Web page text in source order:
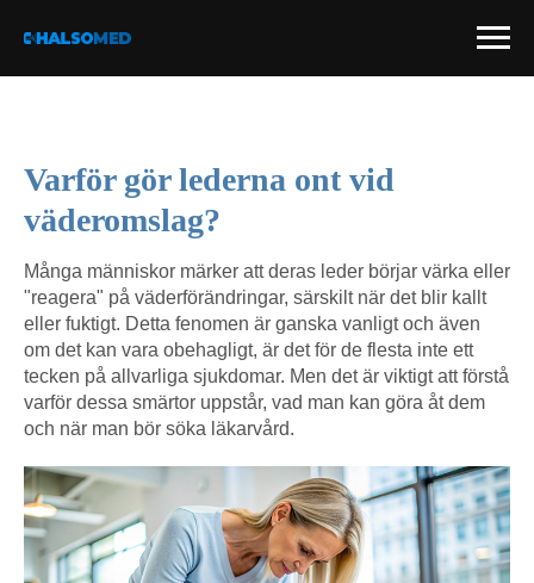
Varför gör lederna ont vid
väderomslag?
Många människor märker att deras leder börjar värka eller
"reagera" på väderförändringar, särskilt när det blir kallt
eller fuktigt. Detta fenomen är ganska vanligt och även
om det kan vara obehagligt, är det för de flesta inte ett
tecken på allvarliga sjukdomar. Men det är viktigt att förstå
varför dessa smärtor uppstår, vad man kan göra åt dem
och när man bör söka läkarvård.